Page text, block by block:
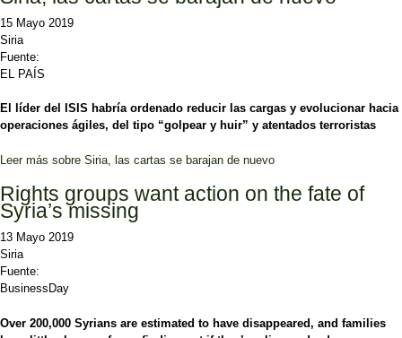
15 Mayo 2019
Siria
Fuente:
EL PAÍS
El líder del ISIS habría ordenado reducir las cargas y evolucionar hacia
operaciones ágiles, del tipo “golpear y huir” y atentados terroristas
Leer más sobre Siria, las cartas se barajan de nuevo
Rights groups want action on the fate of
Syria’s missing
13 Mayo 2019
Siria
Fuente:
BusinessDay
Over 200,000 Syrians are estimated to have disappeared, and families